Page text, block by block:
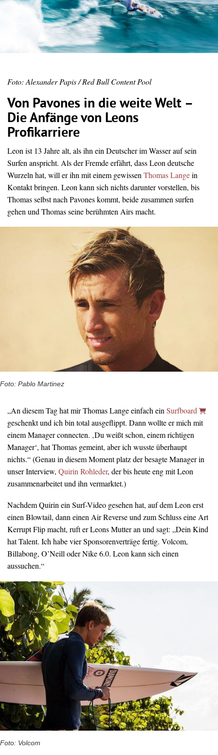
Foto: Alexander Papis / Red Bull Content Pool
Von Pavones in die weite Welt –
Die Anfänge von Leons
Profikarriere
Leon ist 13 Jahre alt, als ihn ein Deutscher im Wasser auf sein
Surfen anspricht. Als der Fremde erfährt, dass Leon deutsche
Wurzeln hat, will er ihn mit einem gewissenThomas Langein
Kontakt bringen. Leon kann sich nichts darunter vorstellen, bis
Thomas selbst nach Pavones kommt, beide zusammen surfen
gehen und Thomas seine berühmten Airs macht.
Foto: Pablo Martinez
„An diesem Tag hat mir Thomas Lange einfach einSurfboard
geschenkt und ich bin total ausgeflippt. Dann wollte er mich mit
einem Manager connecten. ‚Du weißt schon, einem richtigen
Manager‘, hat Thomas gemeint, aber ich wusste überhaupt
nichts.“ (Genau in diesem Moment platz der besagte Manager in
unser Interview, Quirin Rohleder, der bis heute eng mit Leon
zusammenarbeitet und ihn vermarktet.)
Nachdem Quirin ein Surf-Video gesehen hat, auf dem Leon erst
einen Blowtail, dann einen Air Reverse und zum Schluss eine Art
Kerrupt Flip macht, ruft er Leons Mutter an und sagt: „Dein Kind
hat Talent. Ich habe vier Sponsorenverträge fertig. Volcom,
Billabong, O’Neill oder Nike 6.0. Leon kann sich einen
aussuchen.“
Foto: Volcom